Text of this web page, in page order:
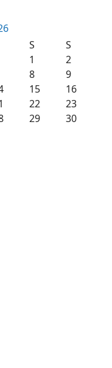
S
S
1
2
8
9
15
16
22
23
29
30